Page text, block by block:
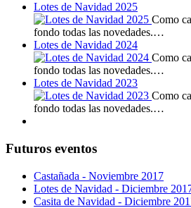
Lotes de Navidad 2025
Como
fondo todas las novedades.…
Lotes de Navidad 2024
Como
fondo todas las novedades.…
Lotes de Navidad 2023
Como
fondo todas las novedades.…
Futuros eventos
Castañada - Noviembre 2017
Lotes de Navidad - Diciembre
Casita de Navidad - Diciembre